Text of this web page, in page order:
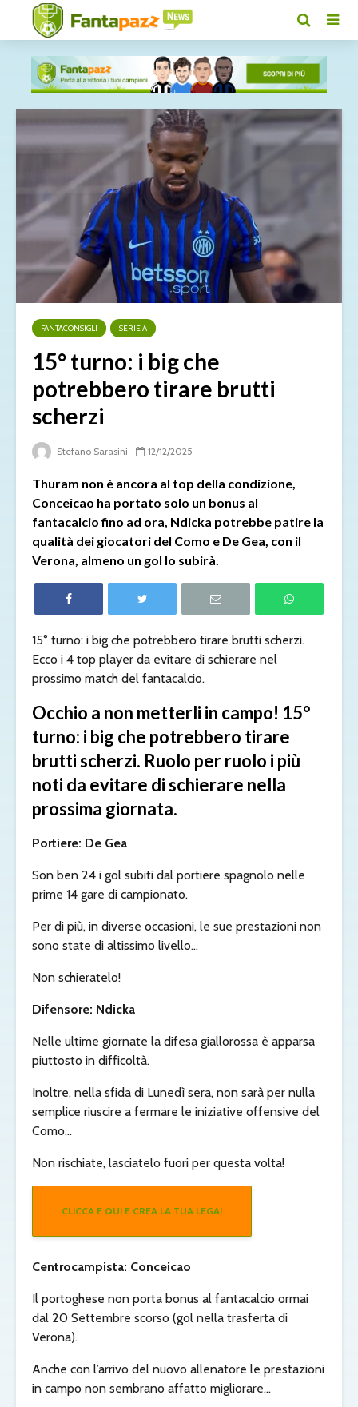
FANTACONSIGLI SERIE A
15° turno: i big che
potrebbero tirare brutti
scherzi
Stefano Sarasini 12/12/2025
Thuram non è ancora al top della condizione,
Conceicao ha portato solo un bonus al
fantacalcio fino ad ora, Ndicka potrebbe patire la
qualità dei giocatori del Como e De Gea, con il
Verona, almeno un gol lo subirà.
15° turno: i big che potrebbero tirare brutti scherzi.
Ecco i 4 top player da evitare di schierare nel
prossimo match del fantacalcio.
Occhio a non metterli in campo! 15°
turno: i big che potrebbero tirare
brutti scherzi. Ruolo per ruolo i più
noti da evitare di schierare nella
prossima giornata.
Portiere: De Gea
Son ben 24 i gol subiti dal portiere spagnolo nelle
prime 14 gare di campionato.
Per di più, in diverse occasioni, le sue prestazioni non
sono state di altissimo livello…
Non schieratelo!
Difensore: Ndicka
Nelle ultime giornate la difesa giallorossa è apparsa
piuttosto in difficoltà.
Inoltre, nella sfida di Lunedì sera, non sarà per nulla
semplice riuscire a fermare le iniziative offensive del
Como…
Non rischiate, lasciatelo fuori per questa volta!
CLICCA E QUI E CREA LA TUA LEGA!
Centrocampista: Conceicao
Il portoghese non porta bonus al fantacalcio ormai
dal 20 Settembre scorso (gol nella trasferta di
Verona).
Anche con l’arrivo del nuovo allenatore le prestazioni
in campo non sembrano affatto migliorare…